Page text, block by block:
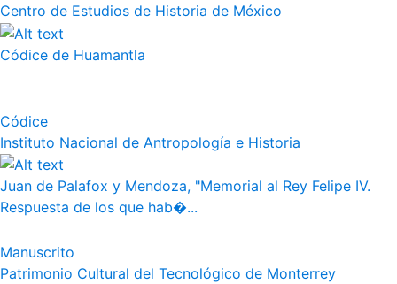
Centro de Estudios de Historia de México
Códice de Huamantla
Códice
Instituto Nacional de Antropología e Historia
Juan de Palafox y Mendoza, "Memorial al Rey Felipe IV.
Respuesta de los que hab�...
Manuscrito
Patrimonio Cultural del Tecnológico de Monterrey